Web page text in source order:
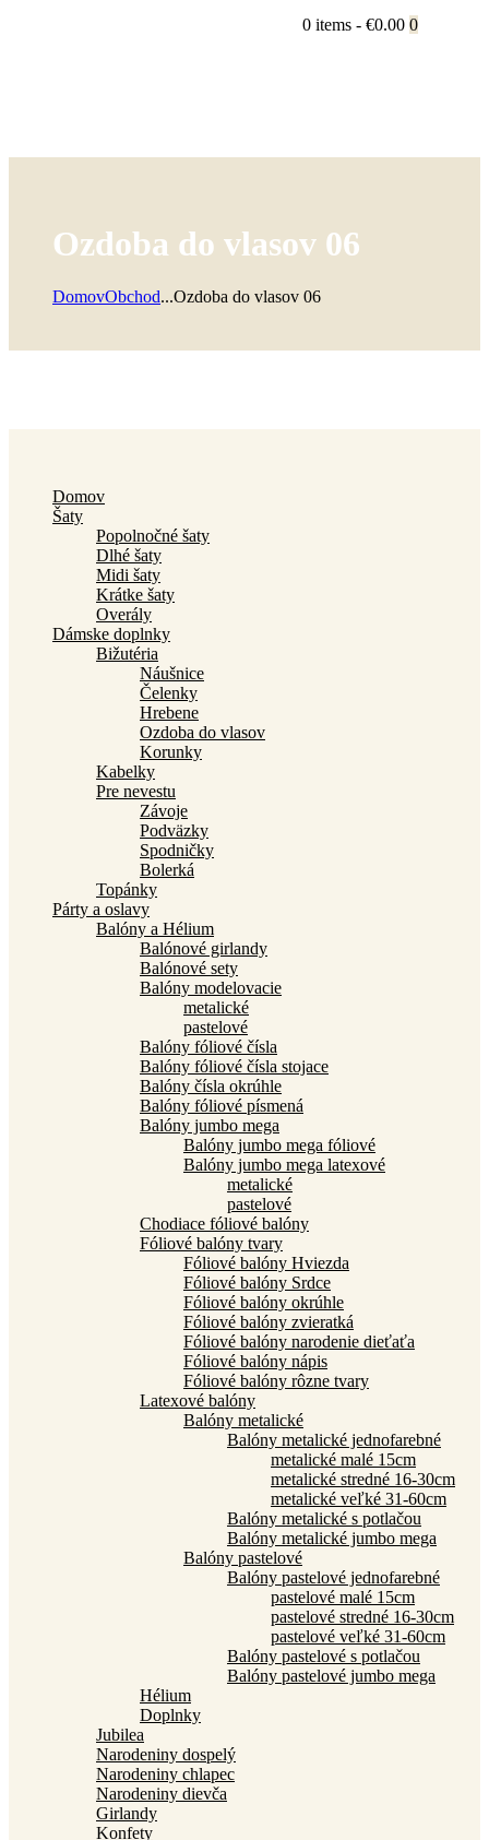
0 items -€0.00 0
Ozdoba do vlasov 06
DomovObchod...Ozdoba do vlasov 06
Domov
Šaty
Popolnočné šaty
Dlhé šaty
Midi šaty
Krátke šaty
Overály
Dámske doplnky
Bižutéria
Náušnice
Čelenky
Hrebene
Ozdoba do vlasov
Korunky
Kabelky
Pre nevestu
Závoje
Podväzky
Spodničky
Bolerká
Topánky
Párty a oslavy
Balóny a Hélium
Balónové girlandy
Balónové sety
Balóny modelovacie
metalické
pastelové
Balóny fóliové čísla
Balóny fóliové čísla stojace
Balóny čísla okrúhle
Balóny fóliové písmená
Balóny jumbo mega
Balóny jumbo mega fóliové
Balóny jumbo mega latexové
metalické
pastelové
Chodiace fóliové balóny
Fóliové balóny tvary
Fóliové balóny Hviezda
Fóliové balóny Srdce
Fóliové balóny okrúhle
Fóliové balóny zvieratká
Fóliové balóny narodenie dieťaťa
Fóliové balóny nápis
Fóliové balóny rôzne tvary
Latexové balóny
Balóny metalické
Balóny metalické jednofarebné
metalické malé 15cm
metalické stredné 16-30cm
metalické veľké 31-60cm
Balóny metalické s potlačou
Balóny metalické jumbo mega
Balóny pastelové
Balóny pastelové jednofarebné
pastelové malé 15cm
pastelové stredné 16-30cm
pastelové veľké 31-60cm
Balóny pastelové s potlačou
Balóny pastelové jumbo mega
Hélium
Doplnky
Jubilea
Narodeniny dospelý
Narodeniny chlapec
Narodeniny dievča
Girlandy
Konfety